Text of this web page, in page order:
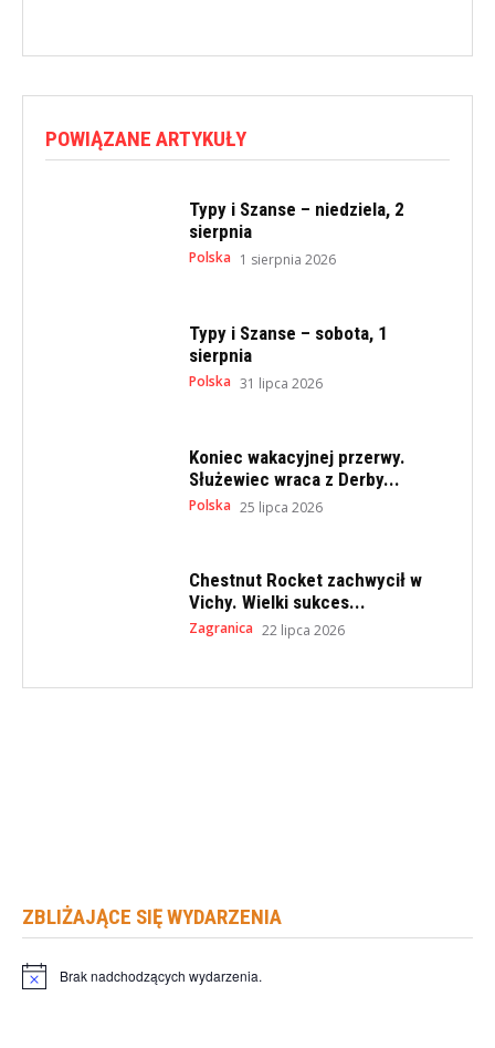
POWIĄZANE ARTYKUŁY
Typy i Szanse – niedziela, 2
sierpnia
Polska 1 sierpnia 2026
Typy i Szanse – sobota, 1
sierpnia
Polska 31 lipca 2026
Koniec wakacyjnej przerwy.
Służewiec wraca z Derby...
Polska 25 lipca 2026
Chestnut Rocket zachwycił w
Vichy. Wielki sukces...
Zagranica 22 lipca 2026
ZBLIŻAJĄCE SIĘ WYDARZENIA
Powiadomienie
Brak nadchodzących wydarzenia.